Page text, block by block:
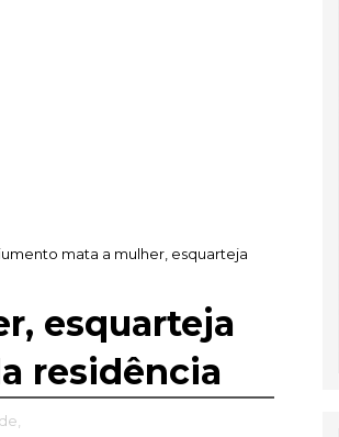
mata a mulher, esquarteja
esquarteja
residência